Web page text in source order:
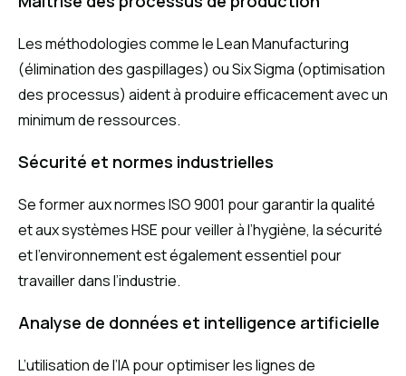
Les méthodologies comme le Lean Manufacturing
(élimination des gaspillages) ou Six Sigma (optimisation
des processus) aident à produire efficacement avec un
minimum de ressources.
Sécurité et normes industrielles
Se former aux normes ISO 9001 pour garantir la qualité
et aux systèmes HSE pour veiller à l’hygiène, la sécurité
et l’environnement est également essentiel pour
travailler dans l’industrie.
Analyse de données et intelligence artificielle
L’utilisation de l’IA pour optimiser les lignes de